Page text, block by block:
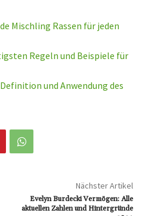
Mischling Rassen für jeden
Regeln und Beispiele für
und Anwendung des
Nächster Artikel
Evelyn Burdecki Vermögen: Alle
aktuellen Zahlen und Hintergründe